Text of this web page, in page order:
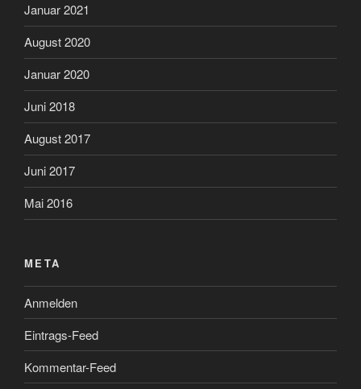
Januar 2021
August 2020
Januar 2020
Juni 2018
August 2017
Juni 2017
Mai 2016
META
Anmelden
Eintrags-Feed
Kommentar-Feed